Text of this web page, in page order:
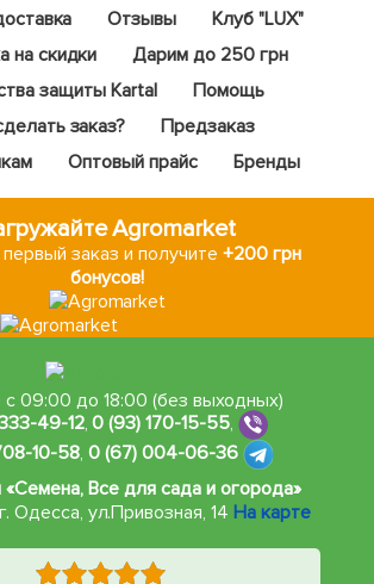
Отзывы
Клуб "LUX"
на скидки
Дарим до 250 грн
защиты Kartal
Помощь
заказ?
Предзаказ
Оптовый прайс Бренды
Agromarket
заказ и получите +200 грн
бонусов!
с 09:00 до 18:00 (без выходных)
49-12,0 (93) 170-15-55,
10-58, 0 (67) 004-06-36
«Семена, Все для сада и огорода»
Одесса, ул.Привозная, 14 На карте